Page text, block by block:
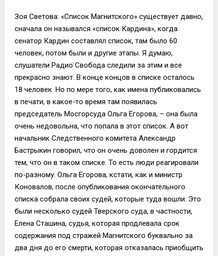
Зоя Светова: «Список Магнитского» существует давно,
сначала он назывался «список Кардина», когда
сенатор Кардин составлял список, там было 60
человек, потом были и другие этапы. Я думаю,
слушатели Радио Свобода следили за этим и все
прекрасно знают. В конце концов в списке осталось
18 человек. Но по мере того, как имена публиковались
в печати, в какое-то время там появилась
председатель Мосгорсуда Ольга Егорова, – она была
очень недовольна, что попала в этот список. А вот
начальник Следственного комитета Александр
Бастрыкин говорил, что он очень доволен и гордится
тем, что он в таком списке. То есть люди реагировали
по-разному. Ольга Егорова, кстати, как и министр
Коновалов, после опубликования окончательного
списка собрала своих судей, которые туда вошли. Это
были несколько судей Тверского суда, в частности,
Елена Сташина, судья, которая продлевала срок
содержания под стражей Магнитского буквально за
два дня до его смерти, которая отказалась приобщить